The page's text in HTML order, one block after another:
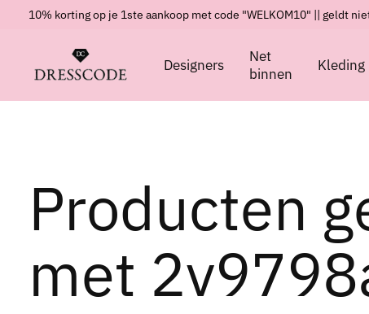
10% korting op je 1ste aankoop met code "WELKOM10" || geldt
Designers
Net
binnen
Kleding
Producten
met